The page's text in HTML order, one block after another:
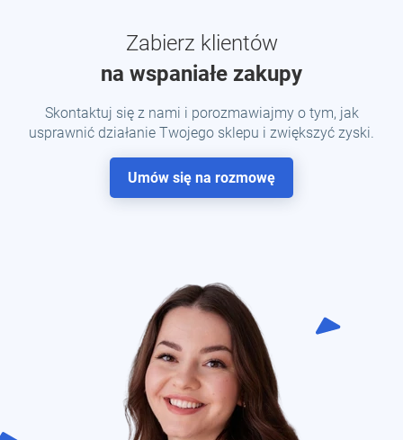
Zabierz klientów
na wspaniałe zakupy
Skontaktuj się z nami i porozmawiajmy o tym, jak
usprawnić działanie Twojego sklepu i zwiększyć zyski.
Umów się na rozmowę